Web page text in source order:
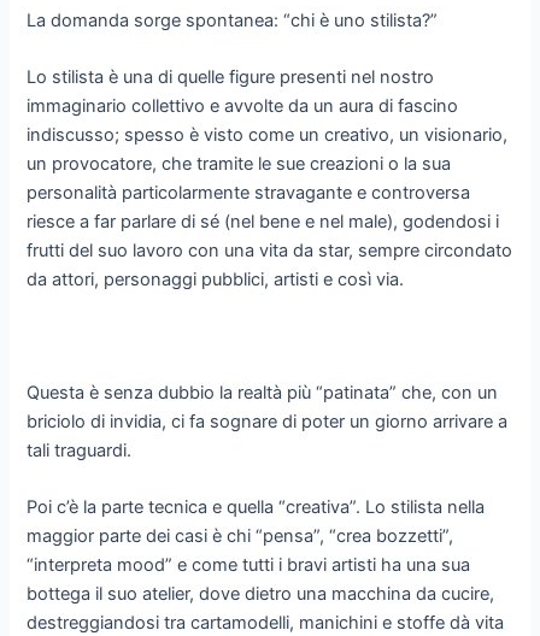
La domanda sorge spontanea: “chi è uno stilista?”
Lo stilista è una di quelle figure presenti nel nostro
immaginario collettivo e avvolte da un aura di fascino
indiscusso; spesso è visto come un creativo, un visionario,
un provocatore, che tramite le sue creazioni o la sua
personalità particolarmente stravagante e controversa
riesce a far parlare di sé (nel bene e nel male), godendosi i
frutti del suo lavoro con una vita da star, sempre circondato
da attori, personaggi pubblici, artisti e così via.
Questa è senza dubbio la realtà più “patinata” che, con un
briciolo di invidia, ci fa sognare di poter un giorno arrivare a
tali traguardi.
Poi c’è la parte tecnica e quella “creativa”. Lo stilista nella
maggior parte dei casi è chi “pensa”, “crea bozzetti”,
“interpreta mood” e come tutti i bravi artisti ha una sua
bottega il suo atelier, dove dietro una macchina da cucire,
destreggiandosi tra cartamodelli, manichini e stoffe dà vita